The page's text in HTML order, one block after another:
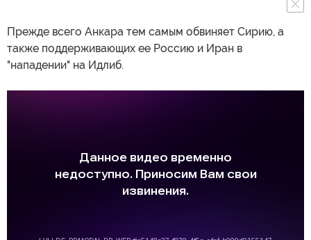
Прежде всего Анкара тем самым обвиняет Сирию, а
также поддерживающих ее Россию и Иран в
"нападении" на Идлиб.